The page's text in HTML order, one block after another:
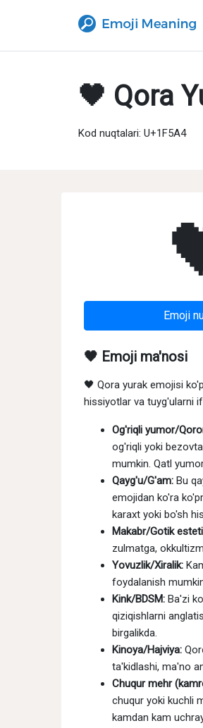
🖤 Qora
Kod nuqtalari: U+1F5A4
Emoji
🖤 Emoji ma'nosi
🖤 Qora yurak emojisi
hissiyotlar va tuyg'ularni
Og'riqli yumor/
og'riqli yoki
mumkin. Qatl
Qayg'u/G'am: Bu
emojidan ko'ra
karaxt yoki bo'sh
Makabr/Gotik
zulmatga,
Yovuzlik/Xiralik:
foydalanish
Kink/BDSM: Ba'zi
qiziqishlarni
birgalikda.
Kinoya/Hajviya:
ta'kidlashi, ma'no
Chuqur mehr
chuqur yoki kuchli
kamdan kam